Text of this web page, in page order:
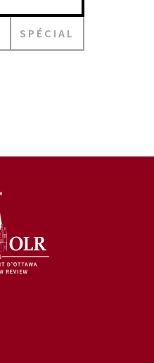
SPÉCIAL